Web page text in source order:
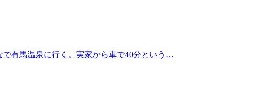
で有馬温泉に行く。実家から車で40分という…